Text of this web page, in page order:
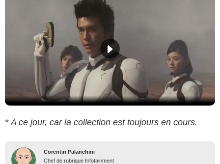
* A ce jour, car la collection est toujours en cours.
Corentin Palanchini
Chef de rubrique Infotainment